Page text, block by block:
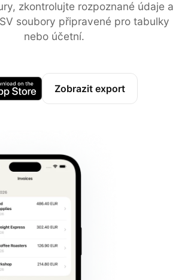
zkontrolujte rozpoznané údaje a
soubory připravené pro tabulky
nebo účetní.
Zobrazit export